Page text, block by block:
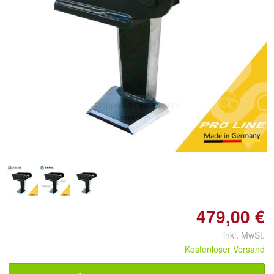
Doppelt antippen zum
vergrößern
479,00 €
inkl. MwSt.
Kostenloser Versand